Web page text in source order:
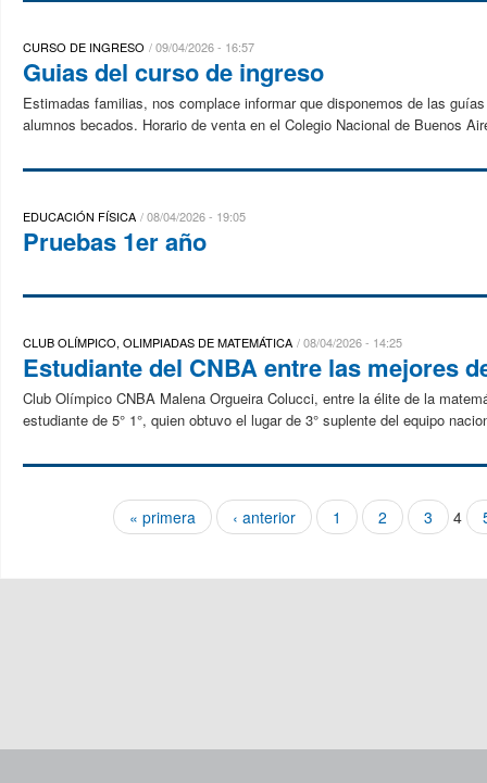
CURSO DE INGRESO 09/04/2026 - 16:57
Guias del curso de ingreso
Estimadas familias, nos complace informar que disponemos de las
alumnos becados. Horario de venta en el Colegio Nacional de Buenos
EDUCACIÓN FÍSICA 08/04/2026 - 19:05
Pruebas 1er año
CLUB OLÍMPICO, OLIMPIADAS DE MATEMÁTICA 08/04/2026 - 14:25
Estudiante del CNBA entre las mejores
Club Olímpico CNBA Malena Orgueira Colucci, entre la élite de la
estudiante de 5° 1°, quien obtuvo el lugar de 3° suplente del equipo
Páginas« primera ‹ anterior 1 2 3 4